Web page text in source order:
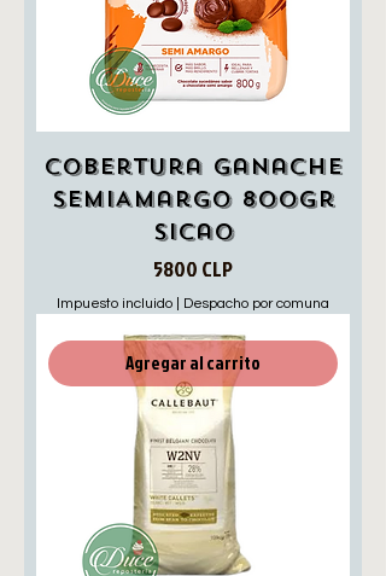
Cobertura Ganache
SemiAmargo 800Gr
Sicao
Precio
5800 CLP
Impuesto incluido Despacho por comuna
Agregar al carrito